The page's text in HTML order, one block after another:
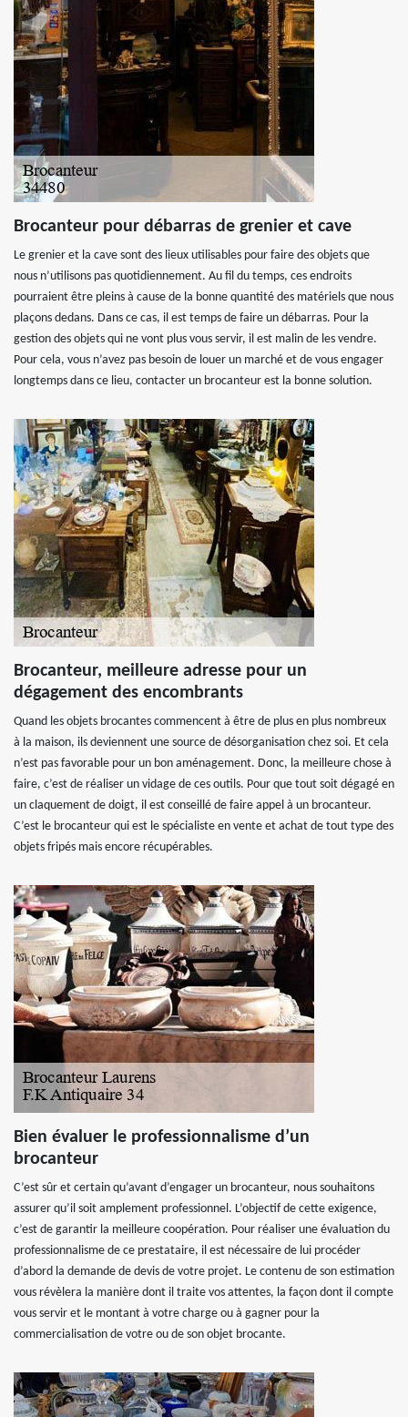
Brocanteur pour débarras de grenier et cave
Le grenier et la cave sont des lieux utilisables pour faire des objets que
nous n’utilisons pas quotidiennement. Au fil du temps, ces endroits
pourraient être pleins à cause de la bonne quantité des matériels que nous
plaçons dedans. Dans ce cas, il est temps de faire un débarras. Pour la
gestion des objets qui ne vont plus vous servir, il est malin de les vendre.
Pour cela, vous n’avez pas besoin de louer un marché et de vous engager
longtemps dans ce lieu, contacter un brocanteur est la bonne solution.
Brocanteur, meilleure adresse pour un
dégagement des encombrants
Quand les objets brocantes commencent à être de plus en plus nombreux
à la maison, ils deviennent une source de désorganisation chez soi. Et cela
n’est pas favorable pour un bon aménagement. Donc, la meilleure chose à
faire, c’est de réaliser un vidage de ces outils. Pour que tout soit dégagé en
un claquement de doigt, il est conseillé de faire appel à un brocanteur.
C’est le brocanteur qui est le spécialiste en vente et achat de tout type des
objets fripés mais encore récupérables.
Bien évaluer le professionnalisme d’un
brocanteur
C’est sûr et certain qu’avant d’engager un brocanteur, nous souhaitons
assurer qu’il soit amplement professionnel. L’objectif de cette exigence,
c’est de garantir la meilleure coopération. Pour réaliser une évaluation du
professionnalisme de ce prestataire, il est nécessaire de lui procéder
d’abord la demande de devis de votre projet. Le contenu de son estimation
vous révèlera la manière dont il traite vos attentes, la façon dont il compte
vous servir et le montant à votre charge ou à gagner pour la
commercialisation de votre ou de son objet brocante.